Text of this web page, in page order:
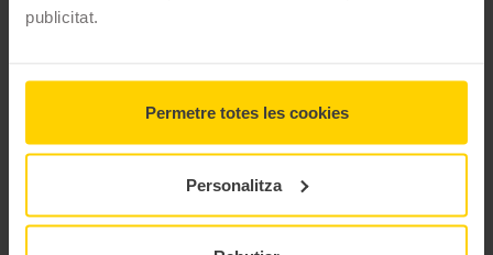
publicitat.
Permetre totes les cookies
Personalitza
49 MIDES DEL PNEUMÀTIC
Filtrar per mesura
Mesures